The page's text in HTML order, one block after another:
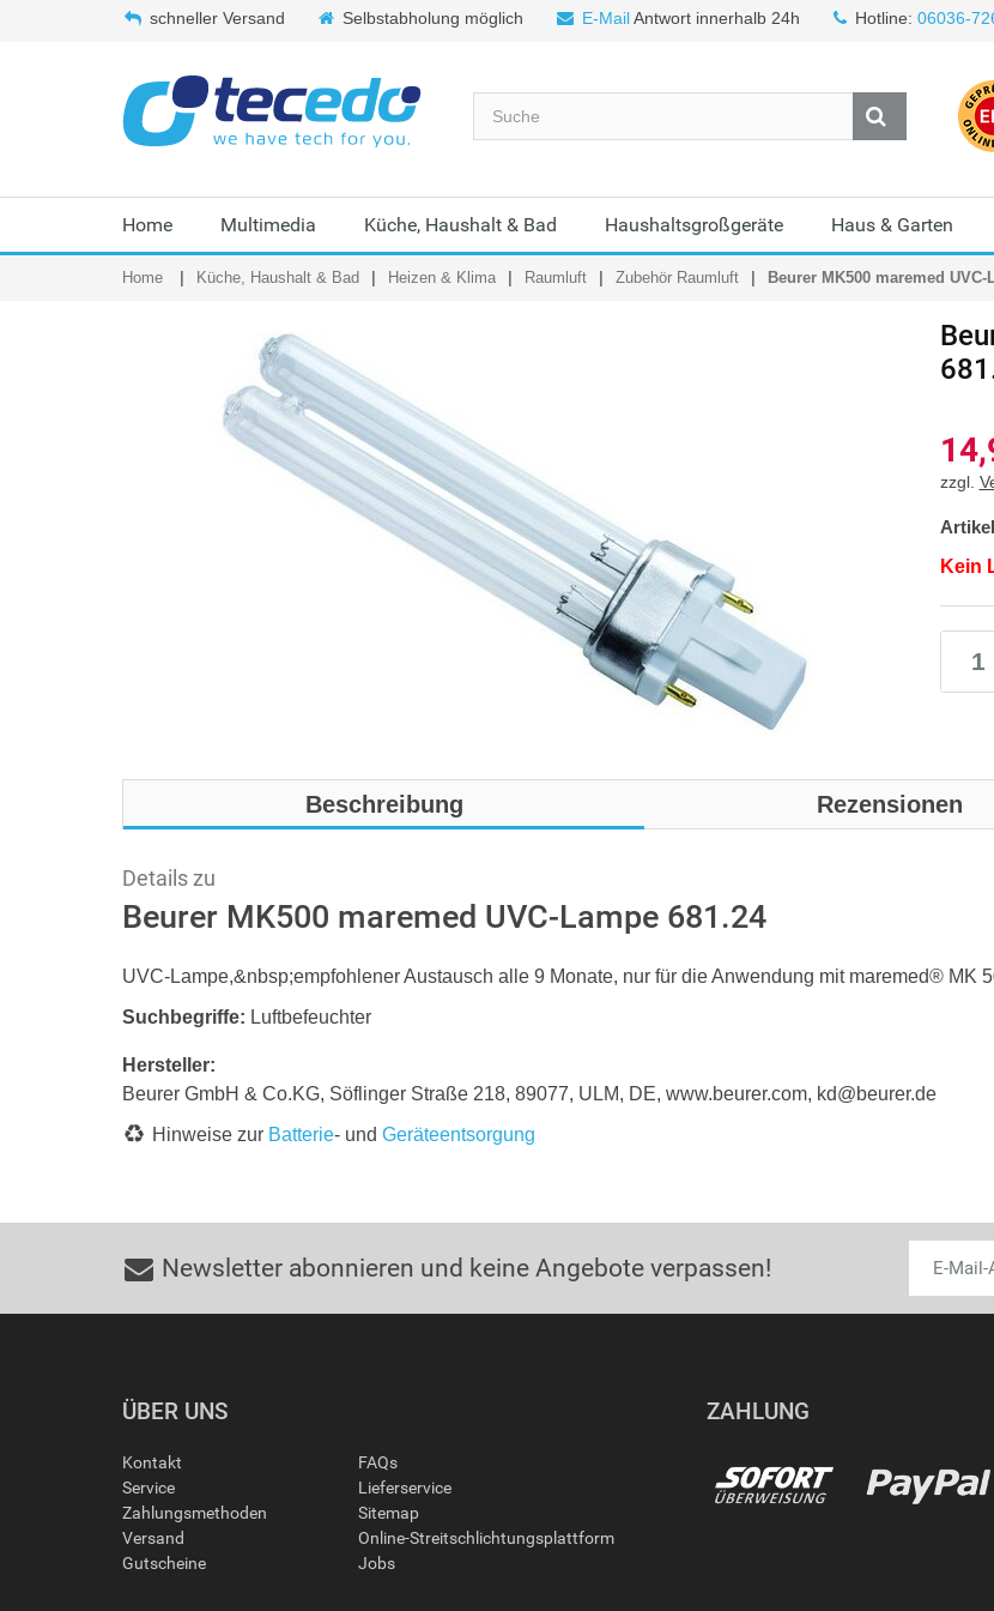
schneller Versand Selbstabholung möglich E-MailAntwort innerhalb 24h Hotline: 06036-
Home Multimedia Küche, Haushalt & Bad Haushaltsgroßgeräte Haus & Garten
Home Küche, Haushalt & Bad Heizen & Klima Raumluft Zubehör Raumluft Beurer MK500 maremed UVC-
zzgl.
Kein
Beschreibung Rezensionen
Details zu
Beurer MK500 maremed UVC-Lampe 681.24
UVC-Lampe,&nbsp;empfohlener Austausch alle 9 Monate, nur für die Anwendung mit maremed® MK
Suchbegriffe: Luftbefeuchter
Hersteller:
Beurer GmbH & Co.KG, Söflinger Straße 218, 89077, ULM, DE, www.beurer.com, kd@beurer.de
Hinweise zur Batterie- und Geräteentsorgung
Newsletter abonnieren und keine Angebote verpassen!
ÜBER UNS
Kontakt
Service
Zahlungsmethoden
Versand
Gutscheine
FAQs
Lieferservice
Sitemap
Online-Streitschlichtungsplattform
Jobs
ZAHLUNG